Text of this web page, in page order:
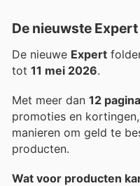
De nieuwste
De nieuwe Expert
tot 11 mei 2026.
Met meer dan 12
promoties en
manieren om geld te
producten.
Wat voor producten